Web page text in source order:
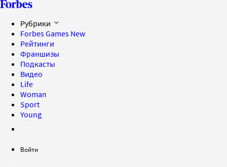
Рубрики
Forbes Games New
Рейтинги
Франшизы
Подкасты
Видео
Life
Woman
Sport
Young
Войти